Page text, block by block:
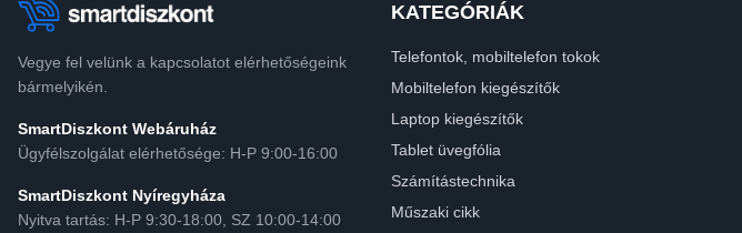
Vegye fel velünk a kapcsolatot elérhetőségeink
bármelyikén.
SmartDiszkont Webáruház
Ügyfélszolgálat elérhetősége: H-P 9:00-16:00
SmartDiszkont Nyíregyháza
Nyitva tartás: H-P 9:30-18:00, SZ 10:00-14:00
KATEGÓRIÁK
Telefontok, mobiltelefon tokok
Mobiltelefon kiegészítők
Laptop kiegészítők
Tablet üvegfólia
Számítástechnika
Műszaki cikk